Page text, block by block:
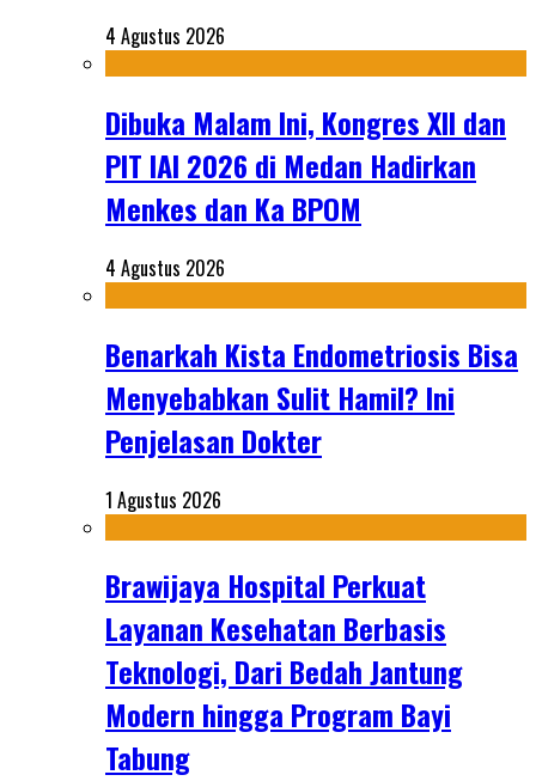
4 Agustus 2026
Dibuka Malam Ini, Kongres XII dan
PIT IAI 2026 di Medan Hadirkan
Menkes dan Ka BPOM
4 Agustus 2026
Benarkah Kista Endometriosis Bisa
Menyebabkan Sulit Hamil? Ini
Penjelasan Dokter
1 Agustus 2026
Brawijaya Hospital Perkuat
Layanan Kesehatan Berbasis
Teknologi, Dari Bedah Jantung
Modern hingga Program Bayi
Tabung